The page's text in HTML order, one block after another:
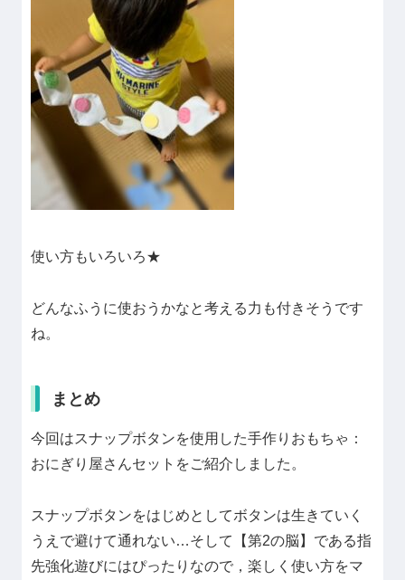
使い方もいろいろ★
どんなふうに使おうかなと考える力も付きそうです
ね。
まとめ
今回はスナップボタンを使用した手作りおもちゃ：
おにぎり屋さんセットをご紹介しました。
スナップボタンをはじめとしてボタンは生きていく
うえで避けて通れない…そして【第2の脳】である指
先強化遊びにはぴったりなので，楽しく使い方をマ